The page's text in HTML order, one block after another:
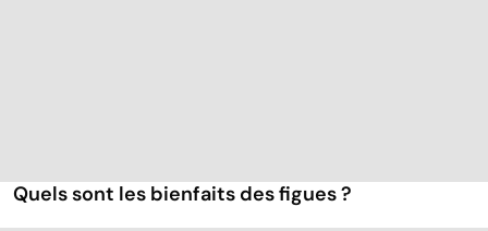
Quels sont les bienfaits des figues ?